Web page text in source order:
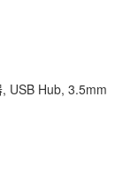
USB Hub, 3.5mm